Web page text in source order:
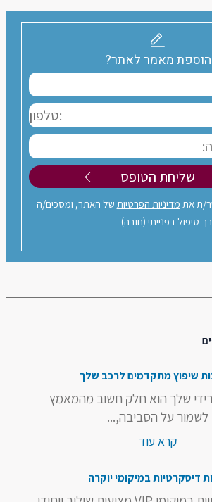
הוספת מאמר לאתר?
ת את מדיניות הפרטיות של האתר, ומסכים/ה
טיפול בפנייתי (חובה)
שיפוץ מתקדמים לרכב שלך
שלך הוא חלק חשוב מהמאמץ
לשמור על הסביבה,...
קרא עוד
דיסקרטיות במיקומי יוקרה